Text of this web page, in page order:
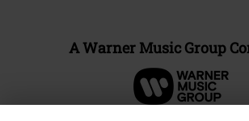
A Warner Music Group